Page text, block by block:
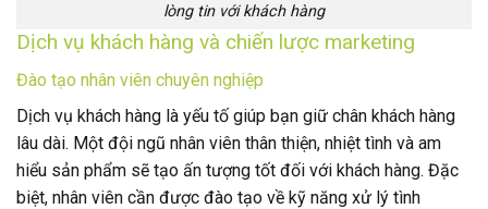
lòng tin với khách hàng
Dịch vụ khách hàng và chiến lược marketing
Đào tạo nhân viên chuyên nghiệp
Dịch vụ khách hàng là yếu tố giúp bạn giữ chân khách hàng
lâu dài. Một đội ngũ nhân viên thân thiện, nhiệt tình và am
hiểu sản phẩm sẽ tạo ấn tượng tốt đối với khách hàng. Đặc
biệt, nhân viên cần được đào tạo về kỹ năng xử lý tình